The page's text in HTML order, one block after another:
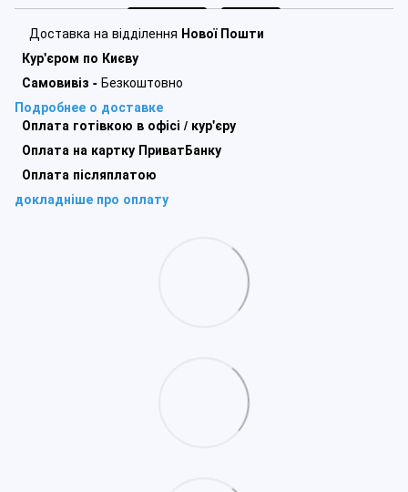
Доставка на відділення Нової Пошти
Кур'єром по Києву
Самовивіз - Безкоштовно
Подробнее о доставке
Оплата готівкою в офісі / кур'єру
Оплата на картку ПриватБанку
Оплата післяплатою
докладніше про оплату